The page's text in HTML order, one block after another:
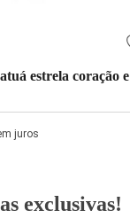
estrela coração e
juros
exclusivas!